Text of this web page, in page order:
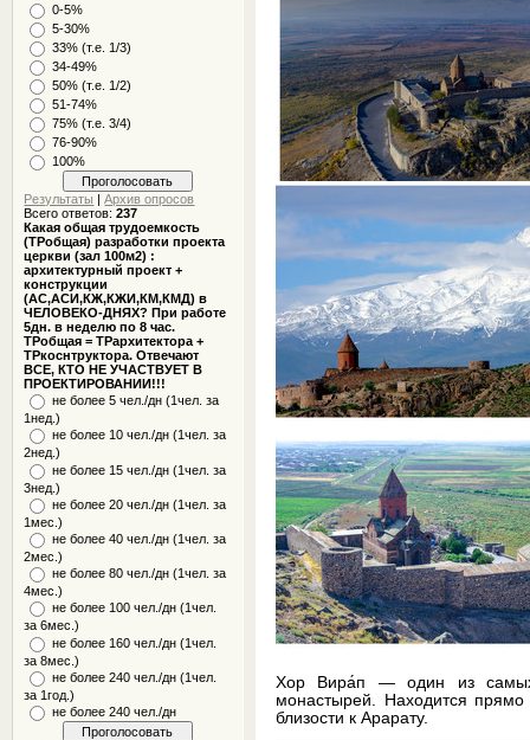
0-5%
5-30%
33% (т.е. 1/3)
34-49%
50% (т.е. 1/2)
51-74%
75% (т.е. 3/4)
76-90%
100%
Результаты |Архив опросов
Всего ответов:237
Какая общая трудоемкость
(ТРобщая) разработки проекта
церкви (зал 100м2) :
архитектурный проект +
конструкции
(АС,АСИ,КЖ,КЖИ,КМ,КМД) в
ЧЕЛОВЕКО-ДНЯХ? При работе
5дн. в неделю по 8 час.
ТРобщая = ТРархитектора +
ТРкоснтруктора. Отвечают
ВСЕ, КТО НЕ УЧАСТВУЕТ В
ПРОЕКТИРОВАНИИ!!!
не более 5 чел./дн (1чел. за
1нед.)
не более 10 чел./дн (1чел. за
2нед.)
не более 15 чел./дн (1чел. за
3нед.)
не более 20 чел./дн (1чел. за
1мес.)
не более 40 чел./дн (1чел. за
2мес.)
не более 80 чел./дн (1чел. за
4мес.)
не более 100 чел./дн (1чел.
за 6мес.)
не более 160 чел./дн (1чел.
за 8мес.)
не более 240 чел./дн (1чел.
за 1год.)
не более 240 чел./дн
Хор Вира́п — один из самых
монастырей. Находится
близости к Арарату.